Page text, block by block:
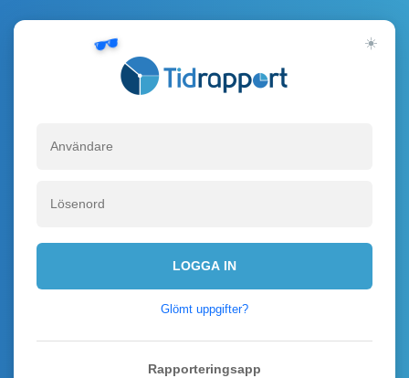
☀️
LOGGA IN
Glömt uppgifter?
Rapporteringsapp